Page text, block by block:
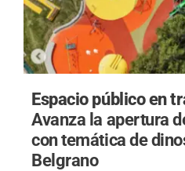
Espacio público en
Avanza la apertura
con temática de
Belgrano